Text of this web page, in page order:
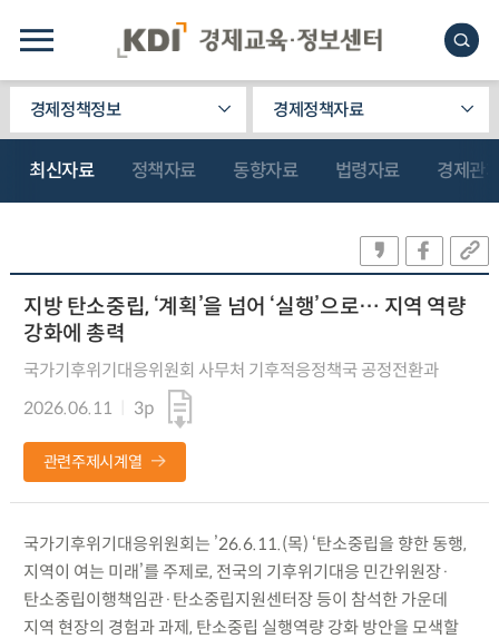
경제정책정보 경제정책자료
최신자료 정책자료 동향자료 법령자료 경제관
지방 탄소중립, ‘계획’을 넘어 ‘실행’으로… 지역 역량
강화에 총력
국가기후위기대응위원회 사무처 기후적응정책국 공정전환과
2026.06.11
3p
관련주제시계열
국가기후위기대응위원회는 ’26.6.11.(목) ‘탄소중립을 향한 동행,
지역이 여는 미래’를 주제로, 전국의 기후위기대응 민간위원장·
탄소중립이행책임관·탄소중립지원센터장 등이 참석한 가운데
지역 현장의 경험과 과제, 탄소중립 실행역량 강화 방안을 모색할